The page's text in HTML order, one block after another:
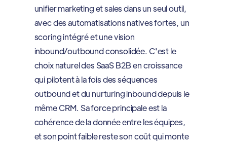
unifier marketing et sales dans un seul outil,
avec des automatisations natives fortes, un
scoring intégré et une vision
inbound/outbound consolidée. C'est le
choix naturel des SaaS B2B en croissance
qui pilotent à la fois des séquences
outbound et du nurturing inbound depuis le
même CRM. Sa force principale est la
cohérence de la donnée entre les équipes,
et son point faible reste son coût qui monte